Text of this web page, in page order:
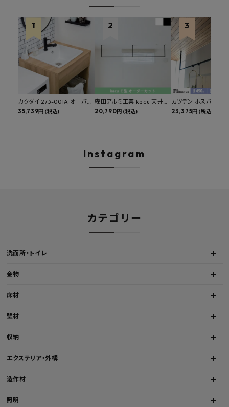
カクダイ 273-001A オーバー
カウンタースロップシンク 選
35,739円 (税込)
森田アルミ工業 kacu 天井付
け物干し E型 サイズオーダー
20,790円 (税込)
カツデン ホスバ 天井
物干し 標準サイズ ス
23,375円 (税込)
Instagram
カテゴリー
洗面所・トイレ
金物
床材
壁材
収納
エクステリア・外構
造作材
照明